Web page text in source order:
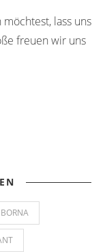
lass uns
freuen wir uns
BORNA